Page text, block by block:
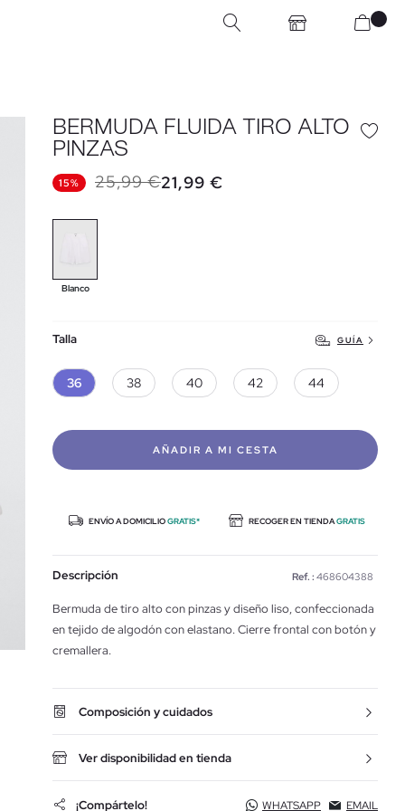
BERMUDA FLUIDA TIRO ALTO
PINZAS
15% 25,99 €21,99 €
Blanco
Talla GUÍA
36 38 40 42 44
AÑADIR A MI CESTA
ENVÍO A DOMICILIOGRATIS* RECOGER EN TIENDAGRATIS
Descripción Ref. : 468604388
Bermuda de tiro alto con pinzas y diseño liso, confeccionada
en tejido de algodón con elastano. Cierre frontal con botón y
cremallera.
Composición y cuidados
Ver disponibilidad en tienda
¡Compártelo! WHATSAPP EMAIL